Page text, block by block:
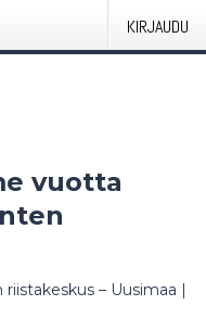
KIRJAUDU
vuotta
riistakeskus – Uusimaa |